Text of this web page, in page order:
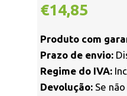
€14,85
Produto com
Prazo de envio:
Regime do IVA:
Devolução: Se